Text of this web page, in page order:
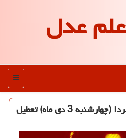
علم عدل
منو
مدارس این استان ها فردا (چهارشنبه 3 دی ماه) تعطیل